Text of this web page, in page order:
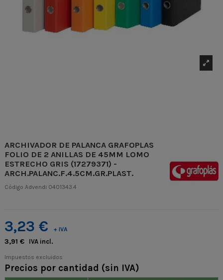
ARCHIVADOR DE PALANCA GRAFOPLAS
FOLIO DE 2 ANILLAS DE 45MM LOMO
ESTRECHO GRIS (17279371) -
ARCH.PALANC.F.4.5CM.GR.PLAST.
Código Advendi 0401343.4
3,23 € + IVA
3,91 € IVA incl.
Impuestos excluidos
Precios por cantidad (sin IVA)